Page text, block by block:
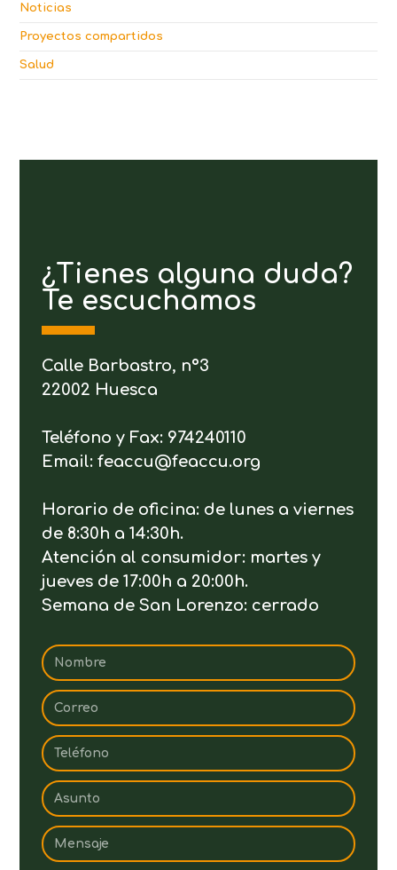
Noticias
Proyectos compartidos
Salud
¿Tienes alguna duda?
Te escuchamos
Calle Barbastro, nº3
22002 Huesca
Teléfono y Fax: 974240110
Email: feaccu@feaccu.org
Horario de oficina: de lunes a viernes
de 8:30h a 14:30h.
Atención al consumidor: martes y
jueves de 17:00h a 20:00h.
Semana de San Lorenzo: cerrado